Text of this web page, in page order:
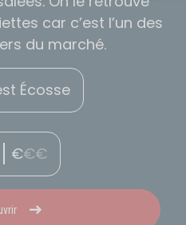
car c’est l’un des
du marché.
Écosse
€€€